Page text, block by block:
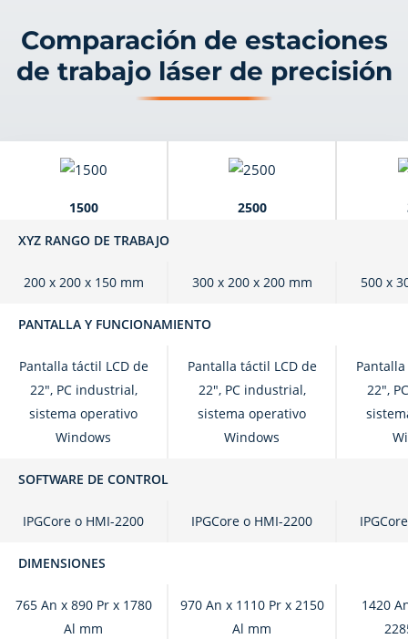
Comparación de estaciones
de trabajo láser de precisión
1500 2500
XYZ RANGO DE TRABAJO
200 x 200 x 150 mm 300 x 200 x 200 mm 500 x
PANTALLA Y FUNCIONAMIENTO
Pantalla táctil LCD de
22", PC industrial,
sistema operativo
Windows
Pantalla táctil LCD de
22", PC industrial,
sistema operativo
Windows
22",
SOFTWARE DE CONTROL
IPGCore o HMI-2200 IPGCore o HMI-2200
DIMENSIONES
765 An x 890 Pr x 1780
Al mm
970 An x 1110 Pr x 2150
Al mm
1420